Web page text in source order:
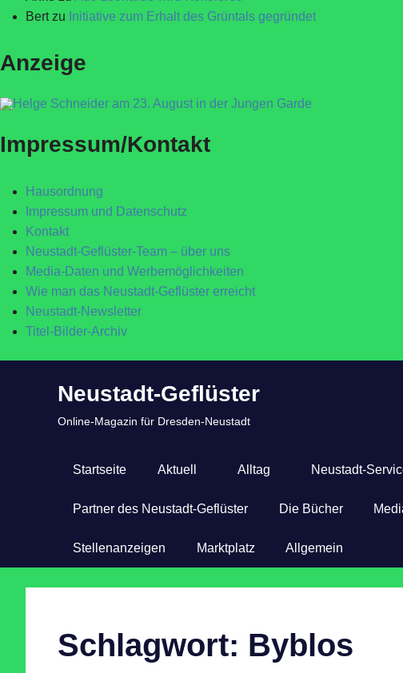
Bertzu Initiative zum Erhalt des Grüntals gegründet
Anzeige
Impressum/Kontakt
Hausordnung
Impressum und Datenschutz
Kontakt
Neustadt-Geflüster-Team – über uns
Media-Daten und Werbemöglichkeiten
Wie man das Neustadt-Geflüster erreicht
Neustadt-Newsletter
Titel-Bilder-Archiv
Neustadt-Geflüster
Online-Magazin für Dresden-Neustadt
Startseite Aktuell Alltag Neustadt-
Partner des Neustadt-Geflüster Die Bücher
Stellenanzeigen Marktplatz Allgemein
Schlagwort: Byblos